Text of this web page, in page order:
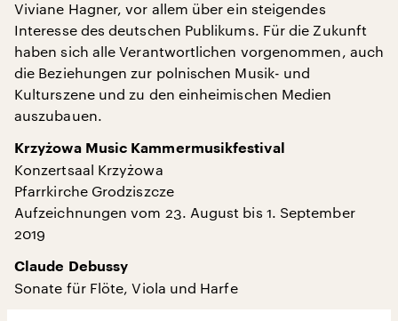
Viviane Hagner, vor allem über ein steigendes
Interesse des deutschen Publikums. Für die Zukunft
haben sich alle Verantwortlichen vorgenommen, auch
die Beziehungen zur polnischen Musik- und
Kulturszene und zu den einheimischen Medien
auszubauen.
Krzyżowa Music Kammermusikfestival
Konzertsaal Krzyżowa
Pfarrkirche Grodziszcze
Aufzeichnungen vom 23. August bis 1. September
2019
Claude Debussy
Sonate für Flöte, Viola und Harfe